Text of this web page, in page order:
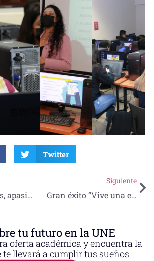
Twitter
Nancy Fuentes, apasionada por la enfermería y el emprendimiento
Siguiente
Gran éxito “Vive una experiencia creativa”
tu futuro en la UNE
oferta académica y encuentra la
te llevará a cumplir tus sueños